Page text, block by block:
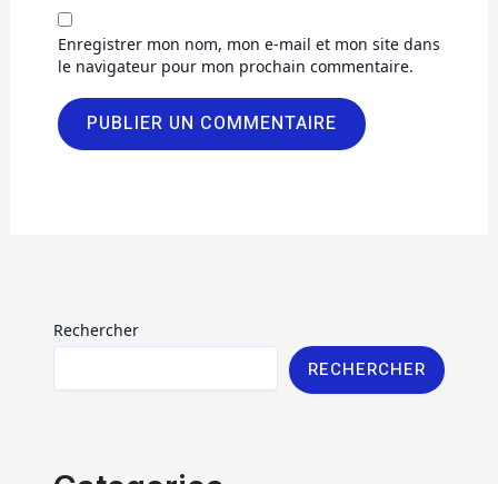
Enregistrer mon nom, mon e-mail et mon site dans
le navigateur pour mon prochain commentaire.
Rechercher
RECHERCHER